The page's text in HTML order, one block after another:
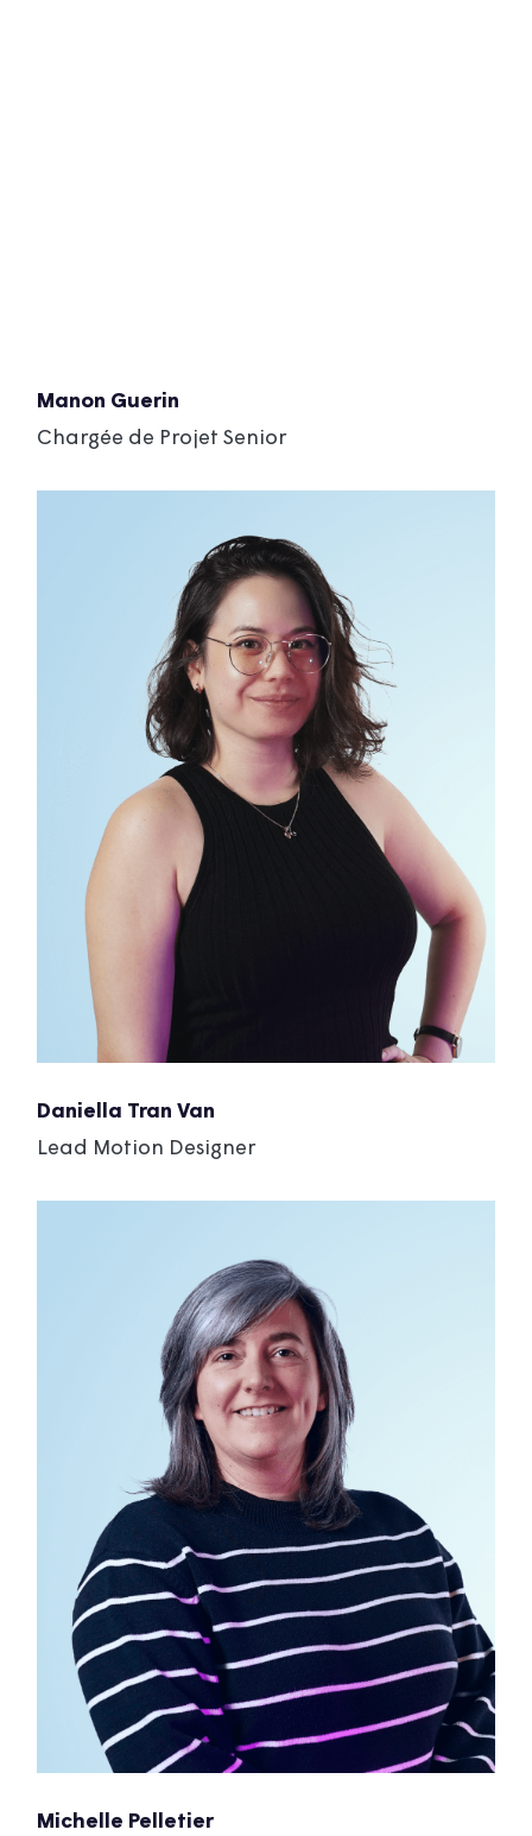
Manon Guerin
Chargée de Projet Senior
Daniella Tran Van
Lead Motion Designer
Michelle Pelletier